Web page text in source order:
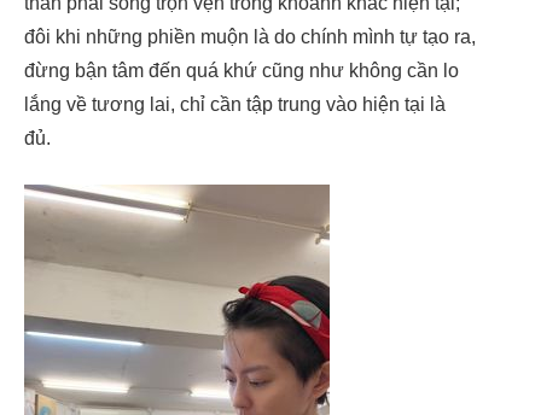
đôi khi những phiền muộn là do chính mình tự tạo ra,
đừng bận tâm đến quá khứ cũng như không cần lo
lắng về tương lai, chỉ cần tập trung vào hiện tại là
đủ.